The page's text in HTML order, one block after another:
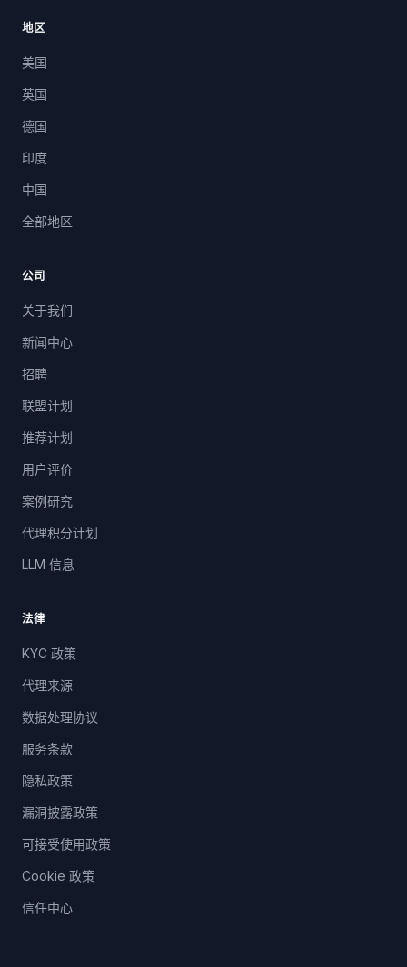
地区
美国
英国
德国
印度
中国
全部地区
公司
关于我们
新闻中心
招聘
联盟计划
推荐计划
用户评价
案例研究
代理积分计划
LLM 信息
法律
KYC 政策
代理来源
数据处理协议
服务条款
隐私政策
漏洞披露政策
可接受使用政策
Cookie 政策
信任中心